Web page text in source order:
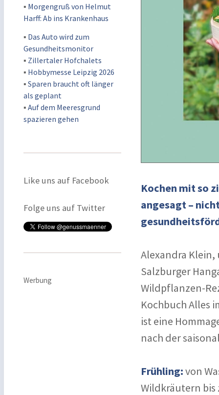
▪ Morgengruß von Helmut
Harff: Ab ins Krankenhaus
▪ Das Auto wird zum
Gesundheitsmonitor
▪ Zillertaler Hofchalets
▪ Hobbymesse Leipzig 2026
▪ Sparen braucht oft länger
als geplant
▪ Auf dem Meeresgrund
spazieren gehen
Like uns auf Facebook
Folge uns auf Twitter
Werbung
Kochen mit so
angesagt –
Alexandra
Salzburger
Wildpflanzen-
Kochbuch Alles
ist eine
nach der
Frühling:von
Wildkräutern bis